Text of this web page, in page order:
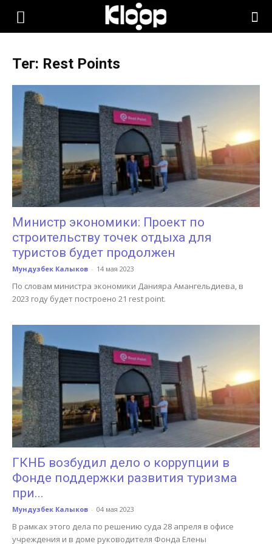
KLOOP.KG
Новости
Кыргызстана
Тег: Rest Points
Министр экономики: Проект по
строительству точек отдыха для
туристов будет продолжен
Мундузбек Калыков - 14 мая 2023
По словам министра экономики Данияра Амангельдиева, в
2023 году будет построено 21 rest point.
ГКНБ возбудил дело о коррупции в
Фонде поддержки развития туризма
при...
Мундузбек Калыков - 04 мая 2023
В рамках этого дела по решению суда 28 апреля в офисе
учреждения и в доме руководителя Фонда Елены